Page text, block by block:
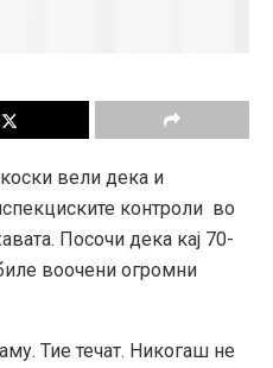
вели дека и
контроли во
Посочи дека кај 70-
воочени огромни
Тие течат. Никогаш не